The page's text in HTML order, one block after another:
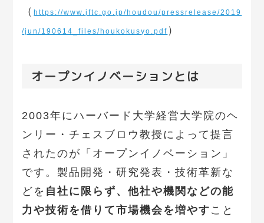
（https://www.jftc.go.jp/houdou/pressrelease/2019
/jun/190614_files/houkokusyo.pdf ）
オープンイノベーションとは
2003年にハーバード大学経営大学院のヘ
ンリー・チェスブロウ教授によって提言
されたのが「オープンイノベーション」
です。製品開発・研究発表・技術革新な
どを 自社に限らず、他社や機関などの能
力や技術を借りて市場機会を増やす こと